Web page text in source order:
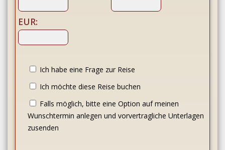
EUR:
Ich habe eine Frage zur Reise
Ich möchte diese Reise buchen
Falls möglich, bitte eine Option auf meinen
Wunschtermin anlegen und vorvertragliche Unterlagen
zusenden